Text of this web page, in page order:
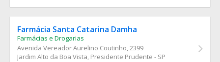
Farmácia Santa Catarina Damha
Farmácias e Drogarias
Avenida Vereador Aurelino Coutinho, 2399
Jardim Alto da Boa Vista, Presidente Prudente - SP